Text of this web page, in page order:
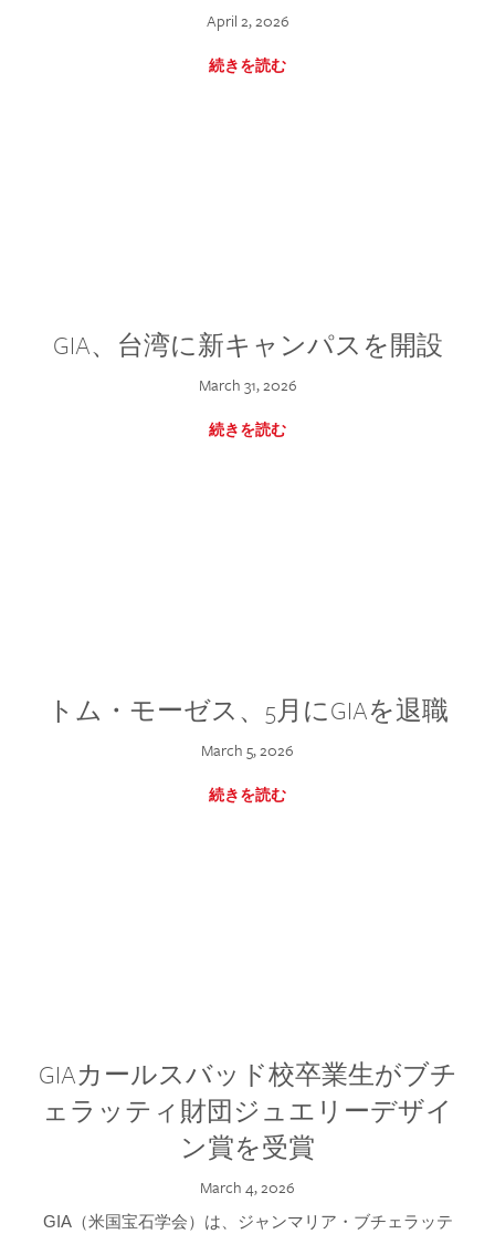
April 2, 2026
続きを読む
GIA、台湾に新キャンパスを開設
March 31, 2026
続きを読む
トム・モーゼス、5月にGIAを退職
March 5, 2026
続きを読む
GIAカールスバッド校卒業生がブチ
ェラッティ財団ジュエリーデザイ
ン賞を受賞
March 4, 2026
GIA（米国宝石学会）は、ジャンマリア・ブチェラッテ